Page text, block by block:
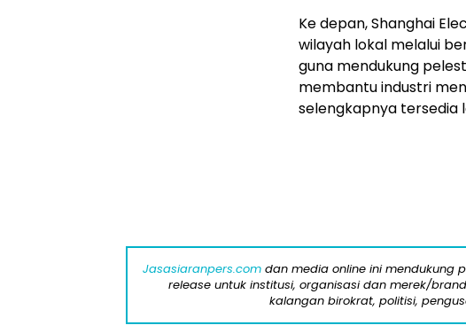
Ke depan, Shanghai
wilayah lokal melalui
guna mendukung
membantu industri
selengkapnya tersedia
Jasasiaranpers.comdan media online ini mendukung
release untuk institusi, organisasi dan merek/
kalangan birokrat, politisi,